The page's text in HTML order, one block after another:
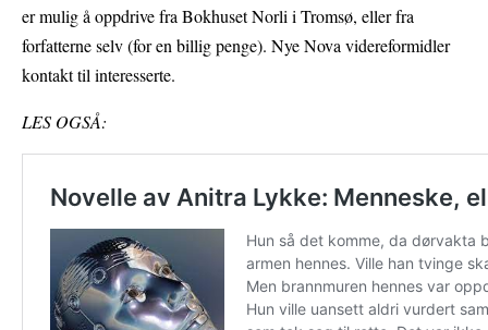
er mulig å oppdrive fra Bokhuset Norli i Tromsø, eller fra
forfatterne selv (for en billig penge). Nye Nova videreformidler
kontakt til interesserte.
LES OGSÅ: